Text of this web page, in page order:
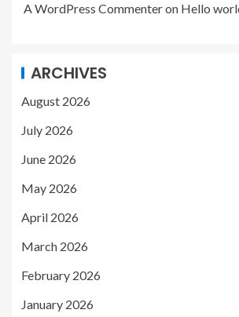
A WordPress Commenteron Hello
ARCHIVES
August 2026
July 2026
June 2026
May 2026
April 2026
March 2026
February 2026
January 2026